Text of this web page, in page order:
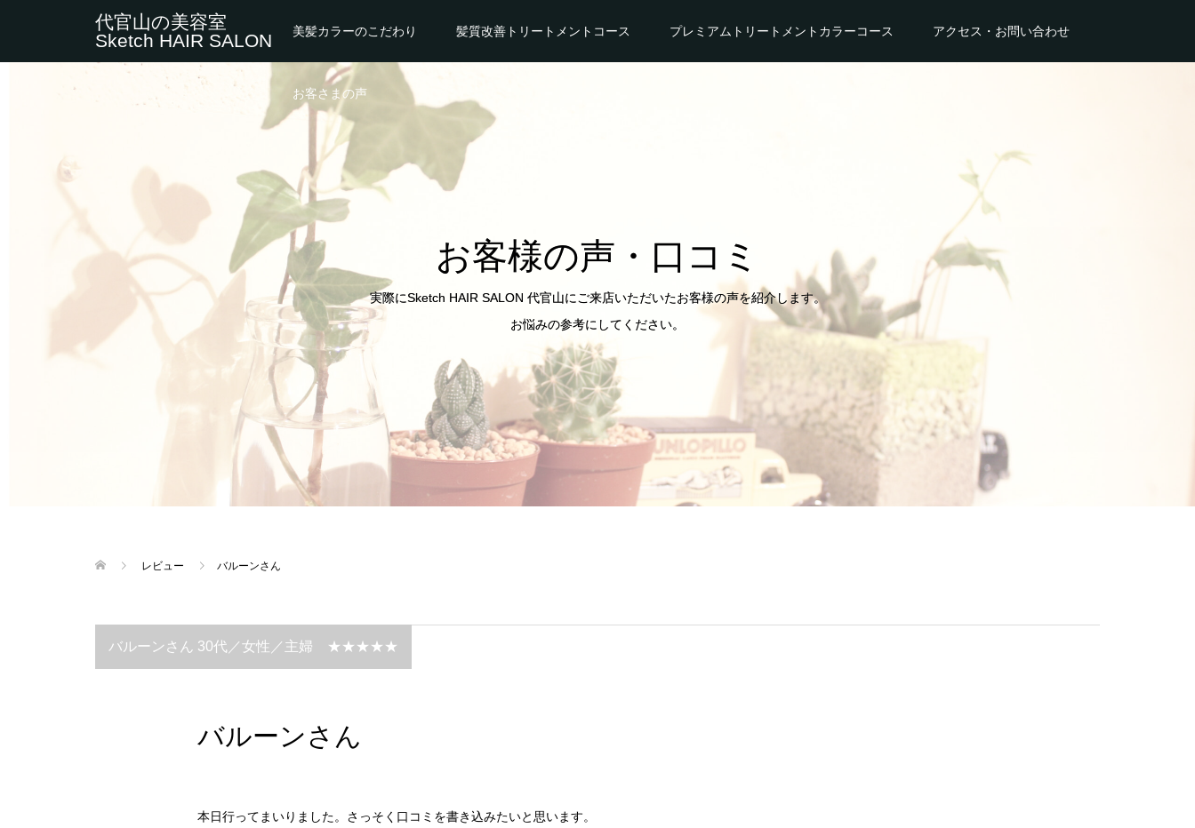
代官山の美容室
Sketch HAIR SALON
美髪カラーのこだわり 髪質改善トリートメントコース プレミアムトリートメントカラーコース アクセス・お問い合わせ
お客さまの声
お客様の声・口コミ
実際にSketch HAIR SALON 代官山にご来店いただいたお客様の声を紹介します。
お悩みの参考にしてください。
レビュー バルーンさん
バルーンさん 30代／女性／主婦 ★★★★★
バルーンさん
本日行ってまいりました。さっそく口コミを書き込みたいと思います。